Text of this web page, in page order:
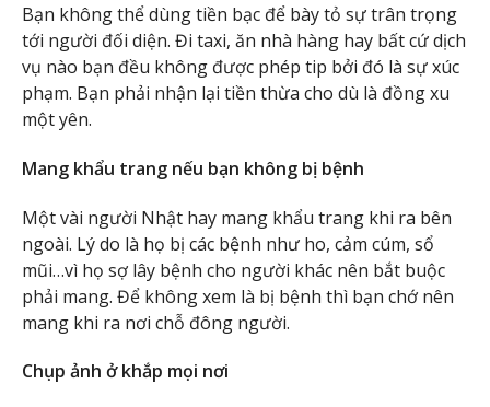
Bạn không thể dùng tiền bạc để bày tỏ sự trân trọng
tới người đối diện. Đi taxi, ăn nhà hàng hay bất cứ dịch
vụ nào bạn đều không được phép tip bởi đó là sự xúc
phạm. Bạn phải nhận lại tiền thừa cho dù là đồng xu
một yên.
Mang khẩu trang nếu bạn không bị bệnh
Một vài người Nhật hay mang khẩu trang khi ra bên
ngoài. Lý do là họ bị các bệnh như ho, cảm cúm, sổ
mũi…vì họ sợ lây bệnh cho người khác nên bắt buộc
phải mang. Để không xem là bị bệnh thì bạn chớ nên
mang khi ra nơi chỗ đông người.
Chụp ảnh ở khắp mọi nơi